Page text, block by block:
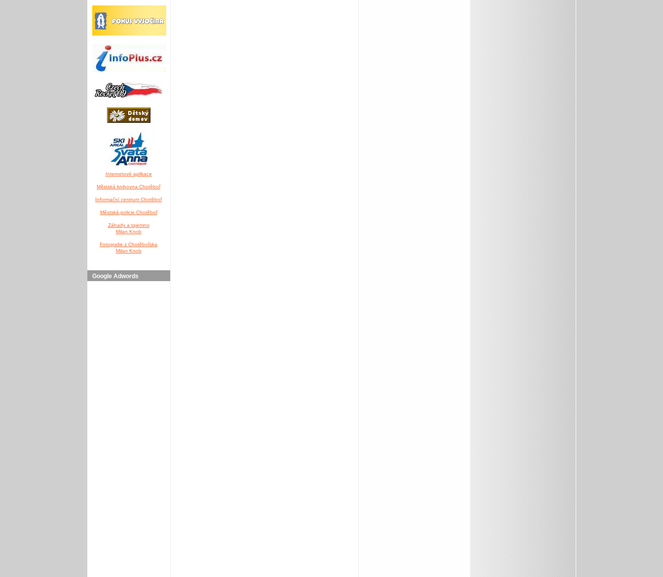
Internetové aplikace
Městská knihovna Chotěboř
Informační centrum Chotěboř
Městská policie Chotěboř
Záhady a tajemno
Milan Knob
Fotografie z Chotěbořska
Milan Knob
Google Adwords